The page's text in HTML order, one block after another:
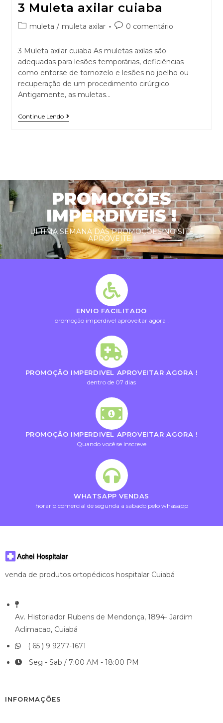
3 Muleta axilar cuiaba
muleta / muleta axilar 0 comentário
3 Muleta axilar cuiaba As muletas axilas são
adequadas para lesões temporárias, deficiências
como entorse de tornozelo e lesões no joelho ou
recuperação de um procedimento cirúrgico.
Antigamente, as muletas…
Continue Lendo
PROMOÇÕES
IMPERDIVEIS !
ULTIMA SEMANA DAS PROMOÇÕES NO SITE
APROVEITE !
ENVIO FACILITADO
promoção imperdivel aproveitar agora !
PROMOÇÃO IMPERDIVEL APROVEITAR AGORA !
dentro de 07 dias
PROMOÇÃO IMPERDIVEL APROVEITAR AGORA !
Quando você se inscreve
WHATSAPP VENDAS
horario comercial de segunda a sabado pelo whasapp
venda de produtos ortopédicos hospitalar Cuiabá
Av. Historiador Rubens de Mendonça, 1894- Jardim
Aclimacao, Cuiabá
( 65 ) 9 9277-1671
Seg - Sab / 7:00 AM - 18:00 PM
INFORMAÇÕES